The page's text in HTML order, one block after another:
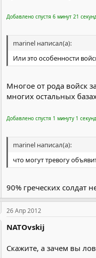
Добавлено спустя 6 минут 21
marinel написал(а):
Или это особенности
Многое от рода войск
многих остальных
Добавлено спустя 1 минуту 1
marinel написал(а):
что могут тревогу
90% греческих солдат
26 Апр 2012
NATOvskij
Скажите, а зачем вы